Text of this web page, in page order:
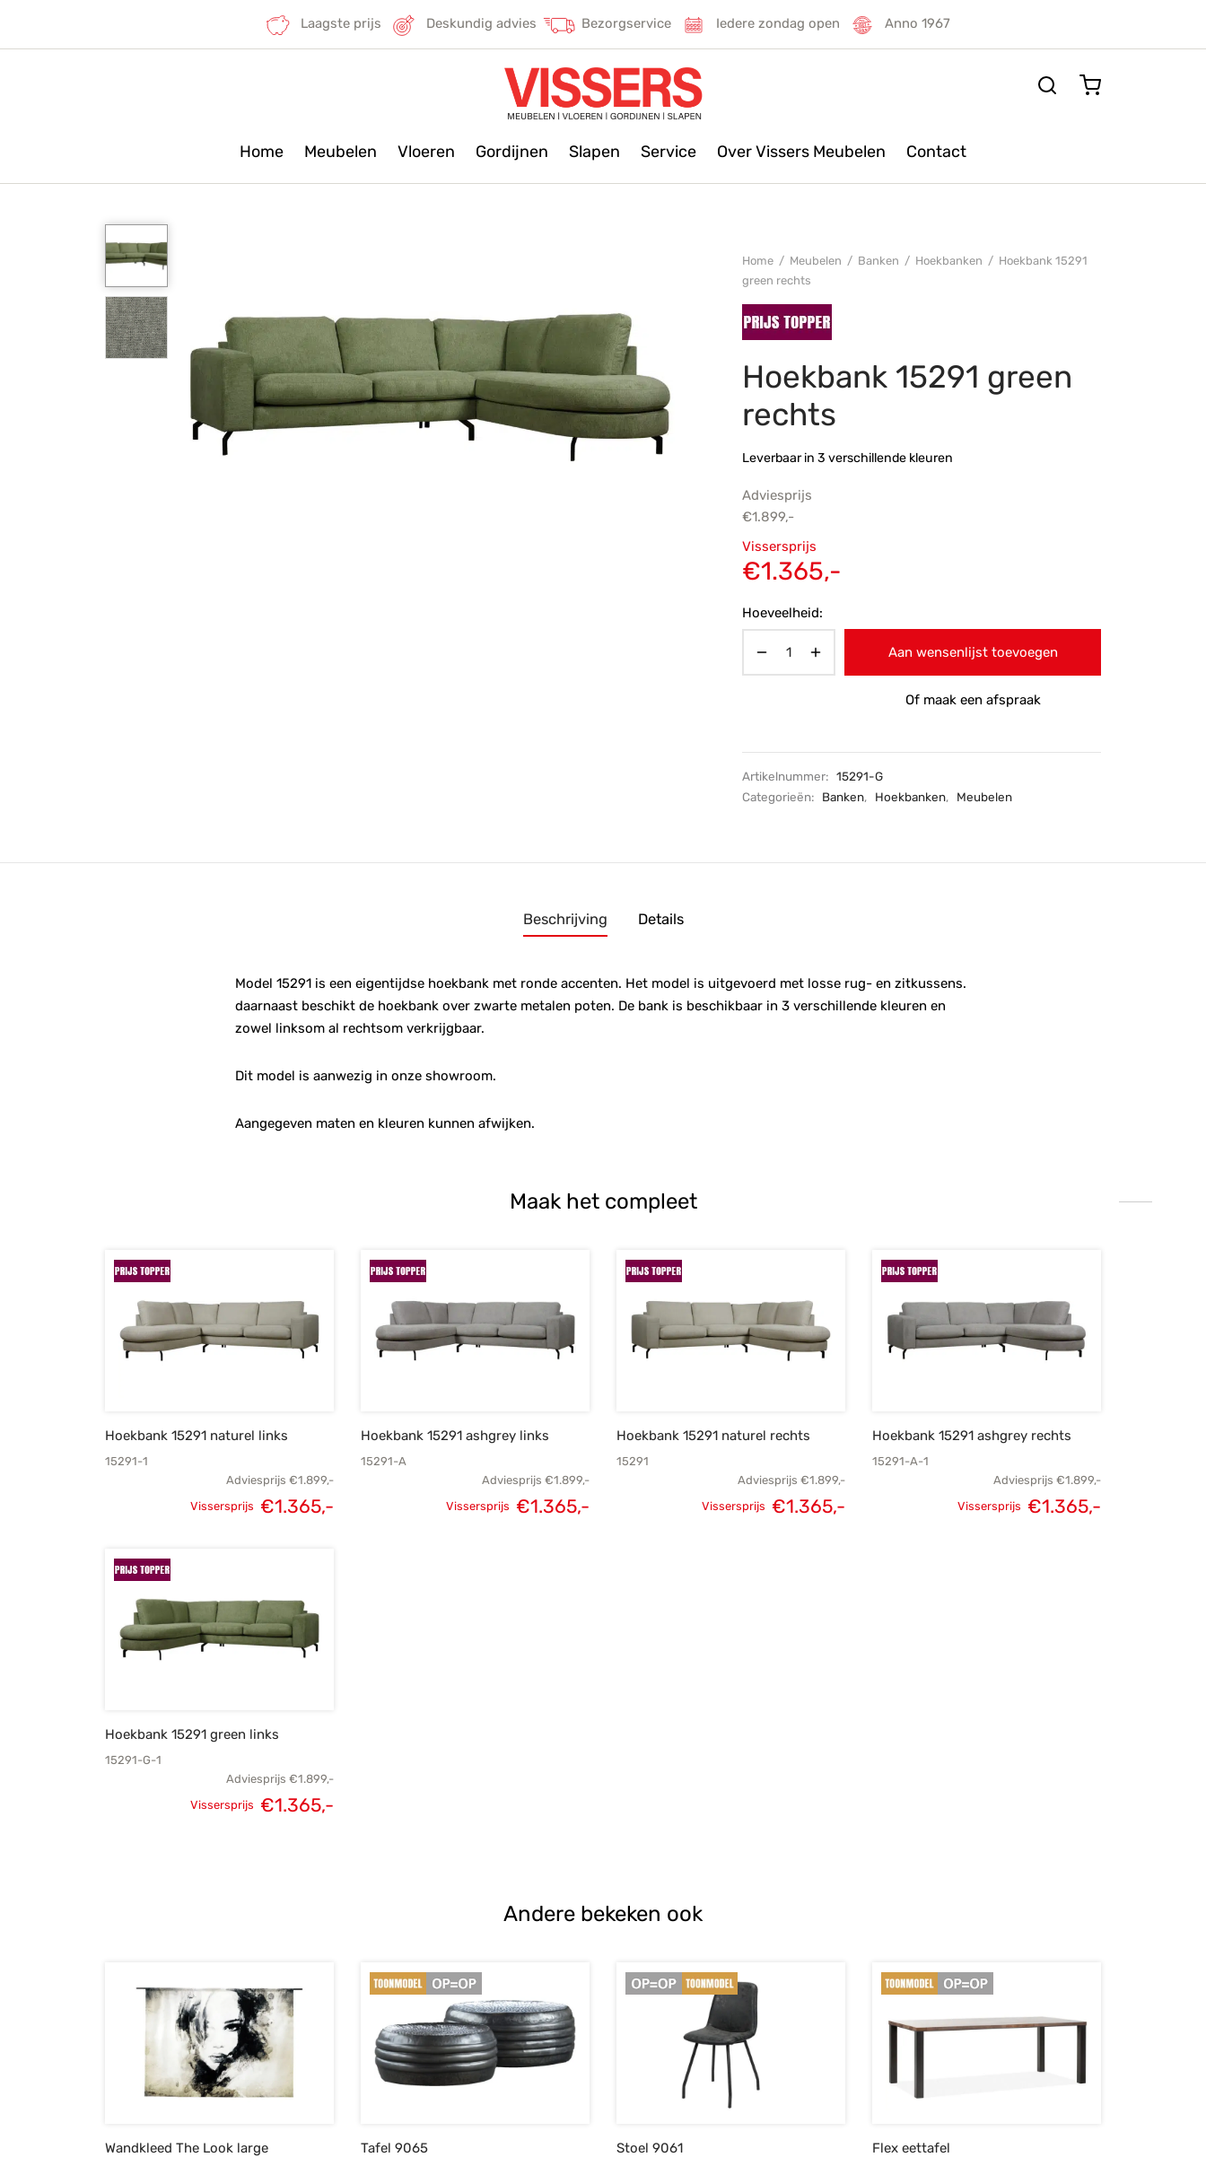
Laagste prijs Deskundig advies Bezorgservice Iedere zondag open Anno 1967
Home Meubelen Vloeren Gordijnen Slapen Service Over Vissers Meubelen Contact
Home / Meubelen / Banken / Hoekbanken / Hoekbank 15291
green rechts
Hoekbank 15291 green
rechts
Leverbaar in 3 verschillende kleuren
Adviesprijs
€1.899,-
Oorspronkelijke
prijs was:
Vissersprijs
€1.365,-
Hoeveelheid:
Aan wensenlijst toevoegen
Of maak een afspraak
Artikelnummer: 15291-G
Categorieën:
Banken, Hoekbanken, Meubelen
Beschrijving Details
Model 15291 is een eigentijdse hoekbank met ronde accenten. Het model is uitgevoerd met losse rug- en zitkussens.
daarnaast beschikt de hoekbank over zwarte metalen poten. De bank is beschikbaar in 3 verschillende kleuren en
zowel linksom al rechtsom verkrijgbaar.
Dit model is aanwezig in onze showroom.
Aangegeven maten en kleuren kunnen afwijken.
Maak het compleet
Hoekbank 15291 naturel links
15291-1
Adviesprijs €1.899,-
Vissersprijs €1.365,-
Hoekbank 15291 ashgrey links
15291-A
Adviesprijs €1.899,-
Vissersprijs €1.365,-
Hoekbank 15291 naturel rechts
15291
Adviesprijs €1.899,-
Vissersprijs €1.365,-
Hoekbank 15291 ashgrey rechts
15291-A-1
Adviesprijs €1.899,-
Vissersprijs €1.365,-
Hoekbank 15291 green links
15291-G-1
Adviesprijs €1.899,-
Vissersprijs €1.365,-
Andere bekeken ook
Wandkleed The Look large Tafel 9065 Stoel 9061 Flex eettafel